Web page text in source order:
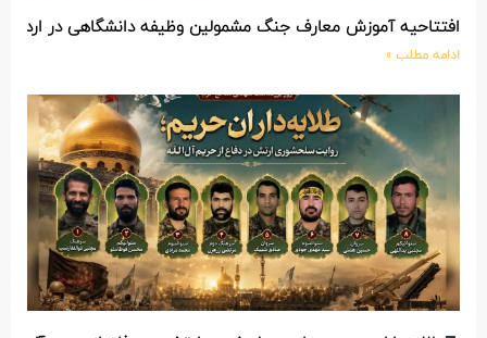
افتتاحیه آموزش معارف جنگ مشمولین وظیفه دانشگاهی در
ادامه مطلب »